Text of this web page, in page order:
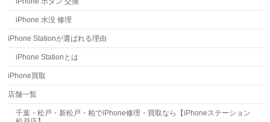
iPhone 水没 修理
iPhone Stationが選ばれる理由
iPhone Stationとは
iPhone買取
店舗一覧
千葉・松戸・新松戸・柏でiPhone修理・買取なら【iPhoneステーション